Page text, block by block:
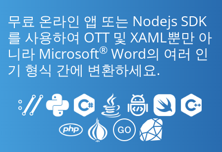
무료 온라인 앱 또는 Nodejs SDK
를 사용하여 OTT 및 XAML뿐만 아
니라 Microsoft® Word의 여러 인
기 형식 간에 변환하세요.